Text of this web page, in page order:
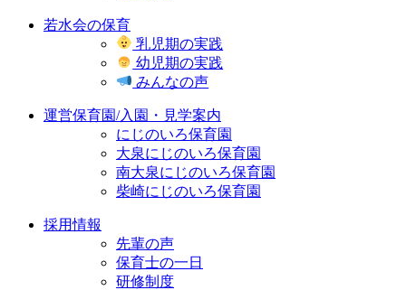
若水会の保育
乳児期の実践
幼児期の実践
みんなの声
運営保育園/入園・見学案内
にじのいろ保育園
大泉にじのいろ保育園
南大泉にじのいろ保育園
柴崎にじのいろ保育園
採用情報
先輩の声
保育士の一日
研修制度